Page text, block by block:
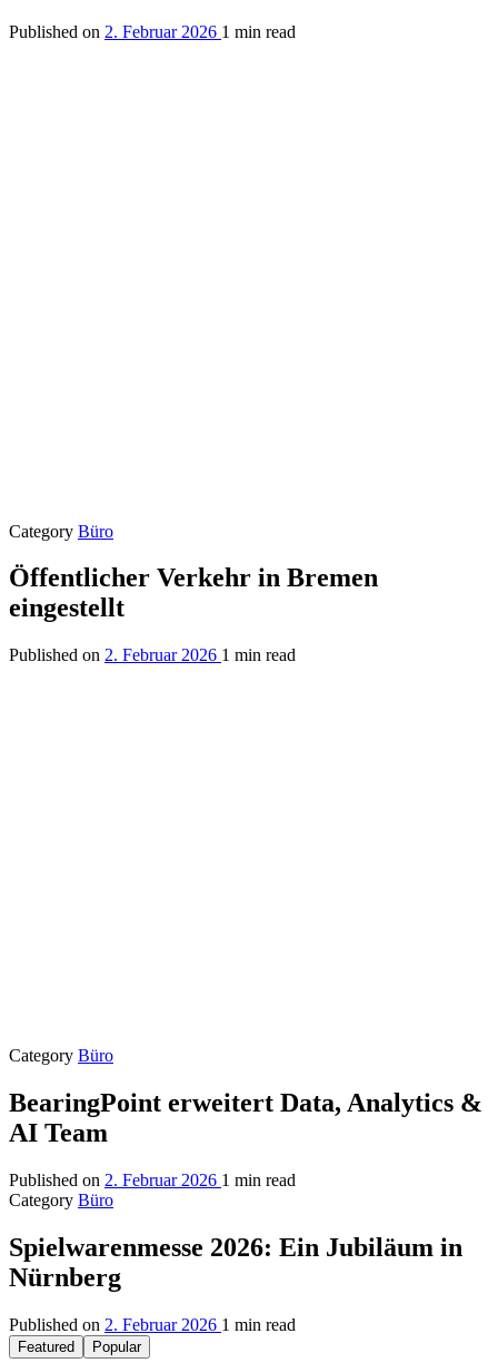
Published on 2. Februar 2026 1 min read
Category Büro
Öffentlicher Verkehr in Bremen
eingestellt
Published on 2. Februar 2026 1 min read
Category Büro
BearingPoint erweitert Data, Analytics &
AI Team
Published on 2. Februar 2026 1 min read
Category Büro
Spielwarenmesse 2026: Ein Jubiläum in
Nürnberg
Published on 2. Februar 2026 1 min read
Featured Popular